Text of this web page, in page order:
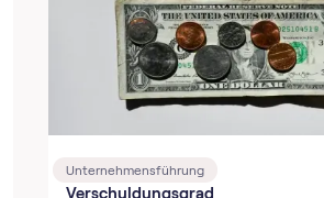
Unternehmensführung
Verschuldungsgrad